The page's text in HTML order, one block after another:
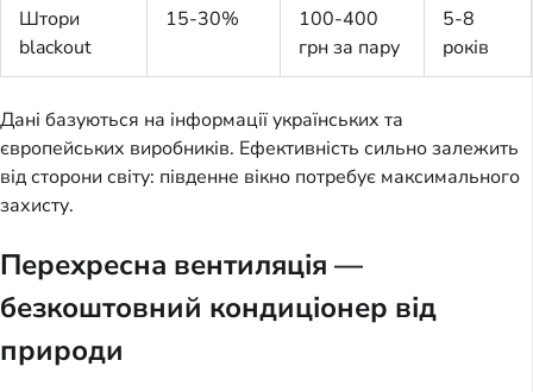
Штори
blackout
15-30%
100-400
грн за пару
5-8
років
Дані базуються на інформації українських та
європейських виробників. Ефективність сильно залежить
від сторони світу: південне вікно потребує максимального
захисту.
Перехресна вентиляція —
безкоштовний кондиціонер від
природи